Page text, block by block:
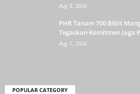
Aug 8, 2026
PHR Tanam 700 Bibit
Tegaskan Komitmen Jaga
Aug 7, 2026
POPULAR CATEGORY